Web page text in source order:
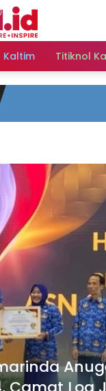
Kaltim Titiknol